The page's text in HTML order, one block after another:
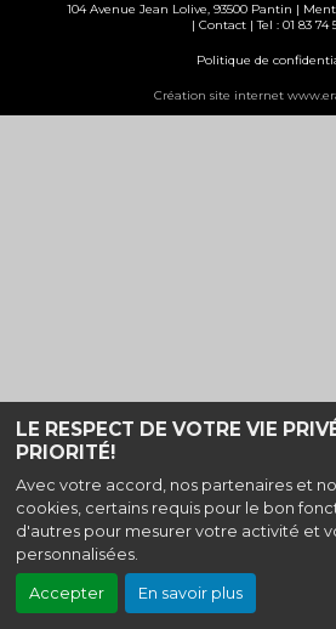
LE RESPECT DE VOTRE VIE
PRIORITÉ!
Avec votre accord, nos partenaires et
cookies, certains requis pour le bon
d'autres pour mesurer votre activité et
personnalisées.
Accepter En savoir plus
104 Avenue Jean Lolive, 93500 Pantin |
| Contact | Tel : 01 83 74
Politique de
Création site internet